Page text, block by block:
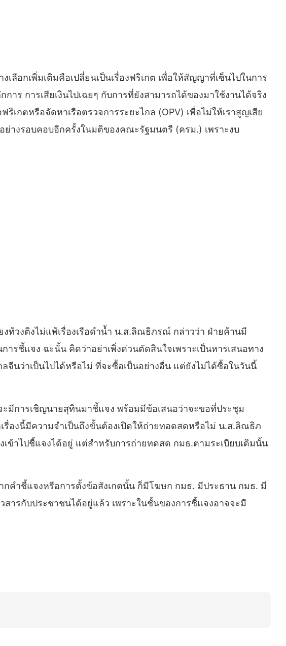
อกเพิ่มเติมคือเปลี่ยนเป็นเรื่องฟริเกต เพื่อให้สัญญาที่เซ็นไปในการ
ร การเสียเงินไปเฉยๆ กับการที่ยังสามารถได้ของมาใช้งานได้จริง
กตหรือจัดหาเรือตรวจการระยะไกล (OPV) เพื่อไม่ให้เราสูญเสีย
างรอบคอบอีกครั้งในมติของคณะรัฐมนตรี (ครม.) เพราะงบ
ท้วงติงไม่แพ้เรื่องเรือดำน้ำ น.ส.ลิณธิภรณ์ กล่าวว่า ฝ่ายค้านมี
รชี้แจง ฉะนั้น คิดว่าอย่าเพิ่งด่วนตัดสินใจเพราะเป็นหารเสนอทาง
จีนว่าเป็นไปได้หรือไม่ ที่จะซื้อเป็นอย่างอื่น แต่ยังไม่ได้ซื้อในวันนี้
มีการเชิญนายสุทินมาชี้แจง พร้อมมีข้อเสนอว่าจะขอที่ประชุม
องนี้มีความจำเป็นถึงขั้นต้องเปิดให้ถ่ายทอดสดหรือไม่ น.ส.ลิณธิภ
ข้าไปชี้แจงได้อยู่ แต่สำหรับการถ่ายทดสด กมธ.ตามระเบียบเดิมนั้น
คำชี้แจงหรือการตั้งข้อสังเกตนั้น ก็มีโฆษก กมธ. มีประธาน กมธ. มี
ารกับประชาชนได้อยู่แล้ว เพราะในชั้นของการชี้แจงอาจจะมี